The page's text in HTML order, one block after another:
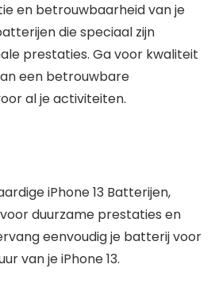
en betrouwbaarheid van je
die speciaal zijn
prestaties. Ga voor kwaliteit
een betrouwbare
al je activiteiten.
iPhone 13 Batterijen,
duurzame prestaties en
eenvoudig je batterij voor
van je iPhone 13.